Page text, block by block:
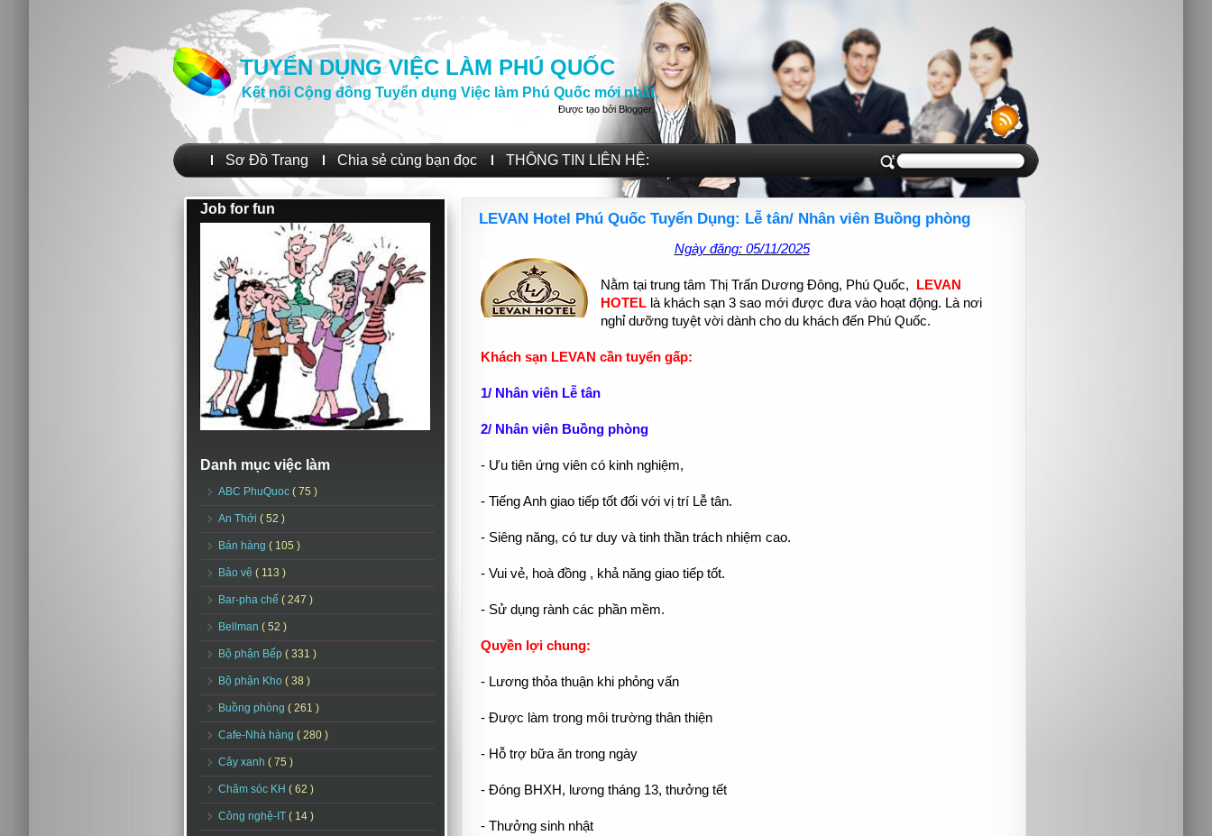
TUYỂN DỤNG VIỆC LÀM PHÚ QUỐC
Kết nối Cộng đồng Tuyển dụng Việc làm Phú Quốc mới nhất.
Được tạo bởi Blogger.
Sơ Đồ Trang Chia sẻ cùng bạn đọc THÔNG TIN LIÊN HỆ:
Job for fun
Danh mục việc làm
ABC PhuQuoc ( 75 )
An Thới ( 52 )
Bán hàng ( 105 )
Bảo vệ ( 113 )
Bar-pha chế ( 247 )
Bellman ( 52 )
Bộ phận Bếp ( 331 )
Bộ phận Kho ( 38 )
Buồng phòng ( 261 )
Cafe-Nhà hàng ( 280 )
Cây xanh ( 75 )
Chăm sóc KH ( 62 )
Công nghệ-IT ( 14 )
LEVAN Hotel Phú Quốc Tuyển Dụng: Lễ tân/ Nhân viên Buồng phòng
Ngày đăng: 05/11/2025
Nằm tại trung tâm Thị Trấn Dương Đông, Phú Quốc,
LEVAN
HOTEL là khách sạn 3 sao mới được đưa vào hoạt động. Là nơi
nghỉ dưỡng tuyệt vời dành cho du khách đến Phú Quốc.
Khách sạn LEVAN cần tuyển gấp:
1/ Nhân viên Lễ tân
2/ Nhân viên Buồng phòng
- Ưu tiên ứng viên có kinh nghiệm,
- Tiếng Anh giao tiếp tốt đối với vị trí Lễ tân.
- Siêng năng, có tư duy và tinh thần trách nhiệm cao.
- Vui vẻ, hoà đồng , khả năng giao tiếp tốt.
- Sử dụng rành các phần mềm.
Quyền lợi chung:
- Lương thỏa thuận khi phỏng vấn
- Được làm trong môi trường thân thiện
- Hỗ trợ bữa ăn trong ngày
- Đóng BHXH, lương tháng 13, thưởng tết
- Thưởng sinh nhật